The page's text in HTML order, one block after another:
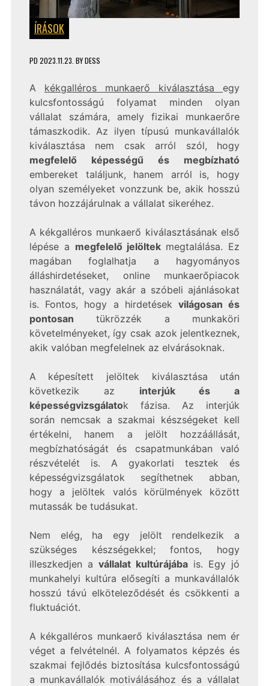
ÍRÁSOK
PD 2023.11.23. BYDESS
A kékgalléros munkaerő kiválasztásaegy
kulcsfontosságú folyamat minden olyan
vállalat számára, amely fizikai munkaerőre
támaszkodik. Az ilyen típusú munkavállalók
kiválasztása nem csak arról szól, hogy
megfelelő képességű és megbízható
embereket találjunk, hanem arról is, hogy
olyan személyeket vonzzunk be, akik hosszú
távon hozzájárulnak a vállalat sikeréhez.
A kékgalléros munkaerő kiválasztásának első
lépése a megfelelő jelöltek megtalálása. Ez
magában foglalhatja a hagyományos
álláshirdetéseket, online munkaerőpiacok
használatát, vagy akár a szóbeli ajánlásokat
is. Fontos, hogy a hirdetések világosan és
pontosan tükrözzék a munkaköri
követelményeket, így csak azok jelentkeznek,
akik valóban megfelelnek az elvárásoknak.
A képesített jelöltek kiválasztása után
következik az interjúk és a
képességvizsgálatok fázisa. Az interjúk
során nemcsak a szakmai készségeket kell
értékelni, hanem a jelölt hozzáállását,
megbízhatóságát és csapatmunkában való
részvételét is. A gyakorlati tesztek és
képességvizsgálatok segíthetnek abban,
hogy a jelöltek valós körülmények között
mutassák be tudásukat.
Nem elég, ha egy jelölt rendelkezik a
szükséges készségekkel; fontos, hogy
illeszkedjen a vállalat kultúrájába is. Egy jó
munkahelyi kultúra elősegíti a munkavállalók
hosszú távú elköteleződését és csökkenti a
fluktuációt.
A kékgalléros munkaerő kiválasztása nem ér
véget a felvételnél. A folyamatos képzés és
szakmai fejlődés biztosítása kulcsfontosságú
a munkavállalók motiválásához és a vállalat